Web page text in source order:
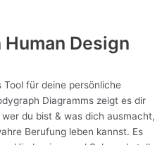
Design
Tool für deine persönliche
Diagramms zeigt es dir
du bist & was dich ausmacht,
Berufung leben kannst. Es